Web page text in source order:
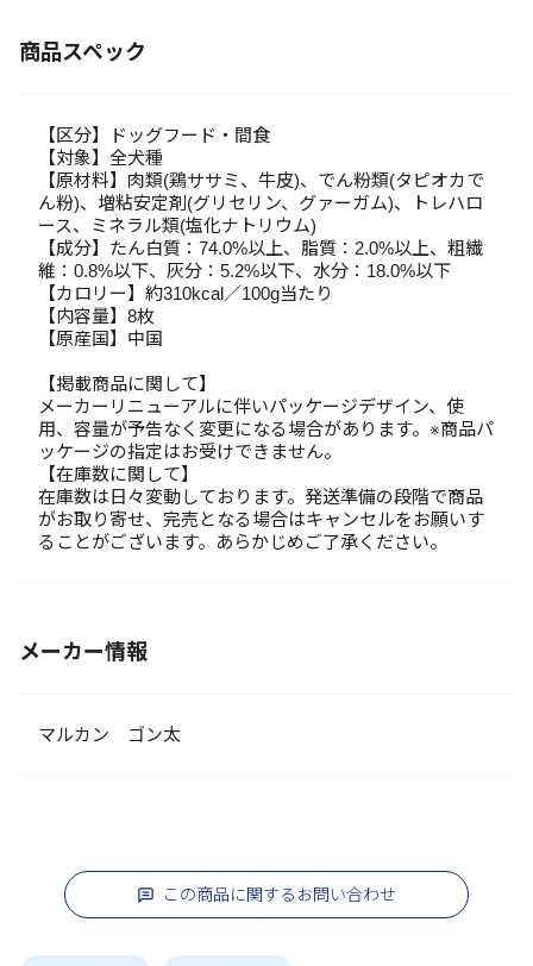
商品スペック
【区分】ドッグフード・間食
【対象】全犬種
【原材料】肉類(鶏ササミ、牛皮)、でん粉類(タピオカで
ん粉)、増粘安定剤(グリセリン、グァーガム)、トレハロ
ース、ミネラル類(塩化ナトリウム)
【成分】たん白質：74.0%以上、脂質：2.0%以上、粗繊
維：0.8%以下、灰分：5.2%以下、水分：18.0%以下
【カロリー】約310kcal／100g当たり
【内容量】8枚
【原産国】中国
【掲載商品に関して】
メーカーリニューアルに伴いパッケージデザイン、使
用、容量が予告なく変更になる場合があります。※商品パ
ッケージの指定はお受けできません。
【在庫数に関して】
在庫数は日々変動しております。発送準備の段階で商品
がお取り寄せ、完売となる場合はキャンセルをお願いす
ることがございます。あらかじめご了承ください。
メーカー情報
マルカン ゴン太
この商品に関するお問い合わせ